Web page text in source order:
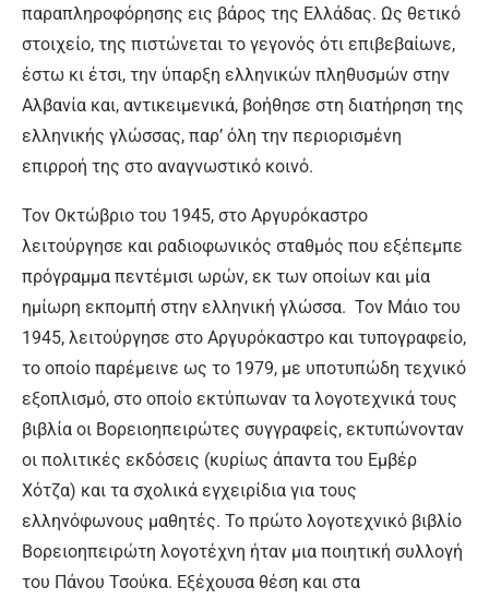
παραπληροφόρησης εις βάρος της Ελλάδας. Ως θετικό
στοιχείο, της πιστώνεται το γεγονός ότι επιβεβαίωνε,
έστω κι έτσι, την ύπαρξη ελληνικών πληθυσμών στην
Αλβανία και, αντικειμενικά, βοήθησε στη διατήρηση της
ελληνικής γλώσσας, παρ’ όλη την περιορισμένη
επιρροή της στο αναγνωστικό κοινό.
Τον Οκτώβριο του 1945, στο Αργυρόκαστρο
λειτούργησε και ραδιοφωνικός σταθμός που εξέπεμπε
πρόγραμμα πεντέμισι ωρών, εκ των οποίων και μία
ημίωρη εκπομπή στην ελληνική γλώσσα. Τον Μάιο του
1945, λειτούργησε στο Αργυρόκαστρο και τυπογραφείο,
το οποίο παρέμεινε ως το 1979, με υποτυπώδη τεχνικό
εξοπλισμό, στο οποίο εκτύπωναν τα λογοτεχνικά τους
βιβλία οι Βορειοηπειρώτες συγγραφείς, εκτυπώνονταν
οι πολιτικές εκδόσεις (κυρίως άπαντα του Εμβέρ
Χότζα) και τα σχολικά εγχειρίδια για τους
ελληνόφωνους μαθητές. Το πρώτο λογοτεχνικό βιβλίο
Βορειοηπειρώτη λογοτέχνη ήταν μια ποιητική συλλογή
του Πάνου Τσούκα. Εξέχουσα θέση και στα